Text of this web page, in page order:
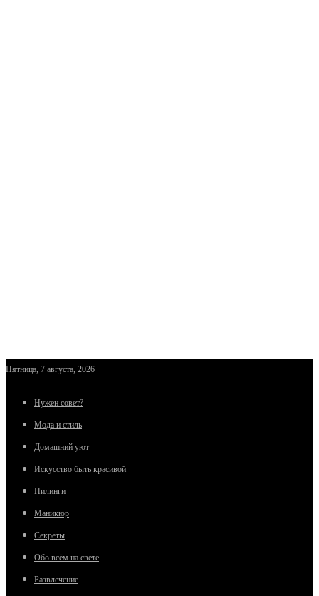
Пятница, 7 августа, 2026
Нужен совет?
Мода и стиль
Домашний уют
Искусство быть красивой
Пилинги
Маникюр
Секреты
Обо всём на свете
Развлечение